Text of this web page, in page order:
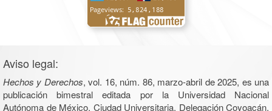
Aviso legal:
Hechos y Derechos, vol. 16, núm. 86, marzo-abril de 2025, es una
publicación bimestral editada por la Universidad Nacional
Autónoma de México, Ciudad Universitaria, Delegación Coyoacán,